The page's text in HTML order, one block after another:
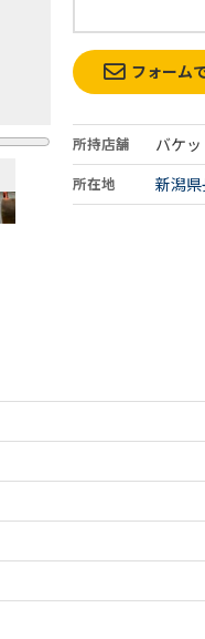
フォーム
所持店舗 バケ
所在地 新潟